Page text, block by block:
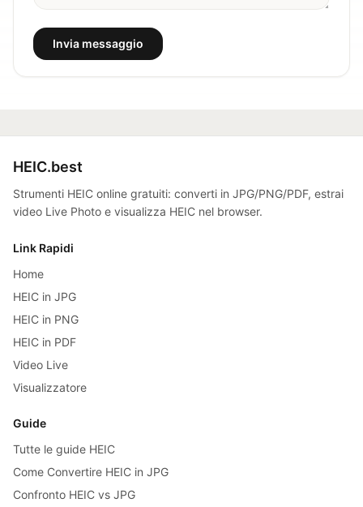
Invia messaggio
HEIC.best
Strumenti HEIC online gratuiti: converti in JPG/PNG/PDF, estrai
video Live Photo e visualizza HEIC nel browser.
Link Rapidi
Home
HEIC in JPG
HEIC in PNG
HEIC in PDF
Video Live
Visualizzatore
Guide
Tutte le guide HEIC
Come Convertire HEIC in JPG
Confronto HEIC vs JPG